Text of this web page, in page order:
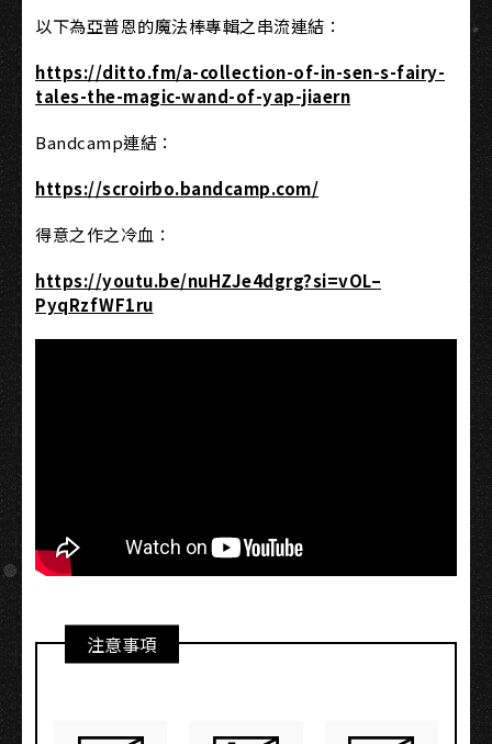
以下為亞普恩的魔法棒專輯之串流連結：
https://ditto.fm/a-collection-of-in-sen-s-fairy-
tales-the-magic-wand-of-yap-jiaern
Bandcamp連結：
https://scroirbo.bandcamp.com/
得意之作之冷血：
https://youtu.be/nuHZJe4dgrg?si=vOL–
PyqRzfWF1ru
注意事項